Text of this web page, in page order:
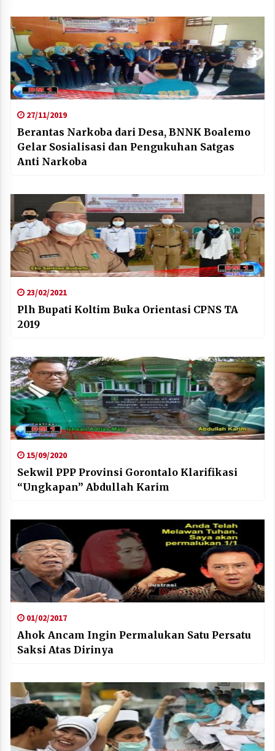
27/11/2019
Berantas Narkoba dari Desa, BNNK Boalemo
Gelar Sosialisasi dan Pengukuhan Satgas
Anti Narkoba
23/02/2021
Plh Bupati Koltim Buka Orientasi CPNS TA
2019
15/09/2020
Sekwil PPP Provinsi Gorontalo Klarifikasi
“Ungkapan” Abdullah Karim
01/02/2017
Ahok Ancam Ingin Permalukan Satu Persatu
Saksi Atas Dirinya